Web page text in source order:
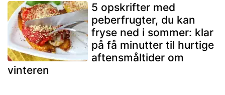
5 opskrifter med
peberfrugter, du kan
fryse ned i sommer: klar
på få minutter til hurtige
aftensmåltider om
vinteren